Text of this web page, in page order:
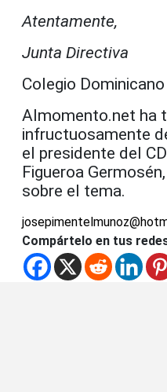
Atentamente,
Junta Directiva
Colegio
Almomento.net ha
infructuosamente
el presidente del
Figueroa
sobre el tema.
Compártelo en tus